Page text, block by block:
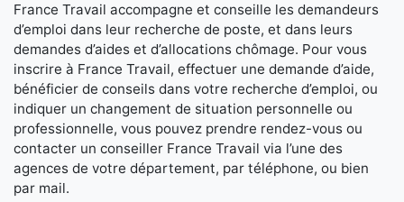
France Travail accompagne et conseille les demandeurs
d’emploi dans leur recherche de poste, et dans leurs
demandes d’aides et d’allocations chômage. Pour vous
inscrire à France Travail, effectuer une demande d’aide,
bénéficier de conseils dans votre recherche d’emploi, ou
indiquer un changement de situation personnelle ou
professionnelle, vous pouvez prendre rendez-vous ou
contacter un conseiller France Travail via l’une des
agences de votre département, par téléphone, ou bien
par mail.